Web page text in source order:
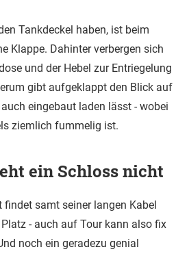
Tankdeckel haben, ist beim
Klappe. Dahinter verbergen sich
und der Hebel zur Entriegelung
gibt aufgeklappt den Blick auf
eingebaut laden lässt - wobei
ziemlich fummelig ist.
ein Schloss nicht
findet samt seiner langen Kabel
- auch auf Tour kann also fix
noch ein geradezu genial